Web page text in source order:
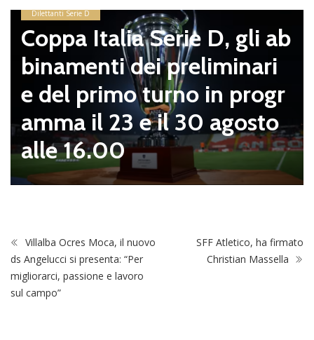
Dilettanti Serie D
Coppa Italia Serie D, gli ab
binamenti dei preliminari
e del primo turno in progr
amma il 23 e il 30 agosto
alle 16.00
Villalba Ocres Moca, il nuovo
ds Angelucci si presenta: “Per
migliorarci, passione e lavoro
sul campo”
SFF Atletico, ha firmato
Christian Massella